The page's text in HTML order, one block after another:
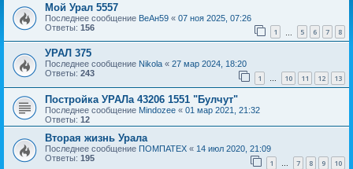
Мой Урал 5557
Последнее сообщение ВеАн59 « 07 ноя 2025, 07:26
Ответы: 156 1 5 6 7 8
УРАЛ 375
Последнее сообщение Nikola « 27 мар 2024, 18:20
Ответы: 243 1 … 10 11 12 13
Постройка УРАЛа 43206 1551 "Булчут"
Последнее сообщение Mindozee « 01 мар 2021, 21:32
Ответы: 12
Вторая жизнь Урала
Последнее сообщение ПОМПАТЕХ « 14 июл 2020, 21:09
Ответы: 195 1 … 7 8 9 10